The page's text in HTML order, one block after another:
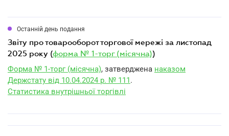
Останній день подання
звіту про товарооборот торгової мережі за листопад
2025 року (форма № 1-торг (місячна))
Форма № 1-торг (місячна), затверджена наказом
Держстату від 10.04.2024 р. № 111.
Статистика внутрішньої торгівлі